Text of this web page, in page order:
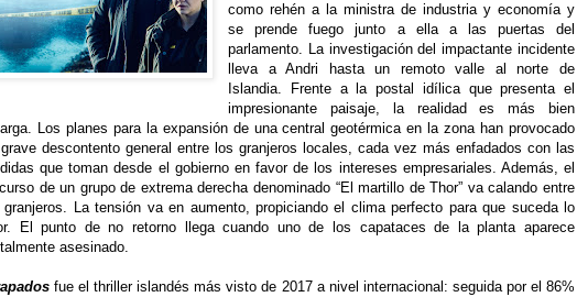
como rehén a la ministra de industria y economía y
se prende fuego junto a ella a las puertas del
parlamento. La investigación del impactante incidente
lleva a Andri hasta un remoto valle al norte de
Islandia. Frente a la postal idílica que presenta el
impresionante paisaje, la realidad es más bien
Los planes para la expansión de una central geotérmica en la zona han provocado
descontento general entre los granjeros locales, cada vez más enfadados con las
que toman desde el gobierno en favor de los intereses empresariales. Además, el
de un grupo de extrema derecha denominado “El martillo de Thor” va calando entre
granjeros. La tensión va en aumento, propiciando el clima perfecto para que suceda lo
El punto de no retorno llega cuando uno de los capataces de la planta aparece
asesinado.
fue el thriller islandés más visto de 2017 a nivel internacional: seguida por el 86%